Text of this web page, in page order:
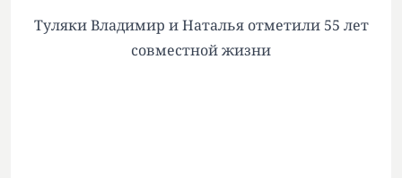
Туляки Владимир и Наталья отметили 55 лет
совместной жизни